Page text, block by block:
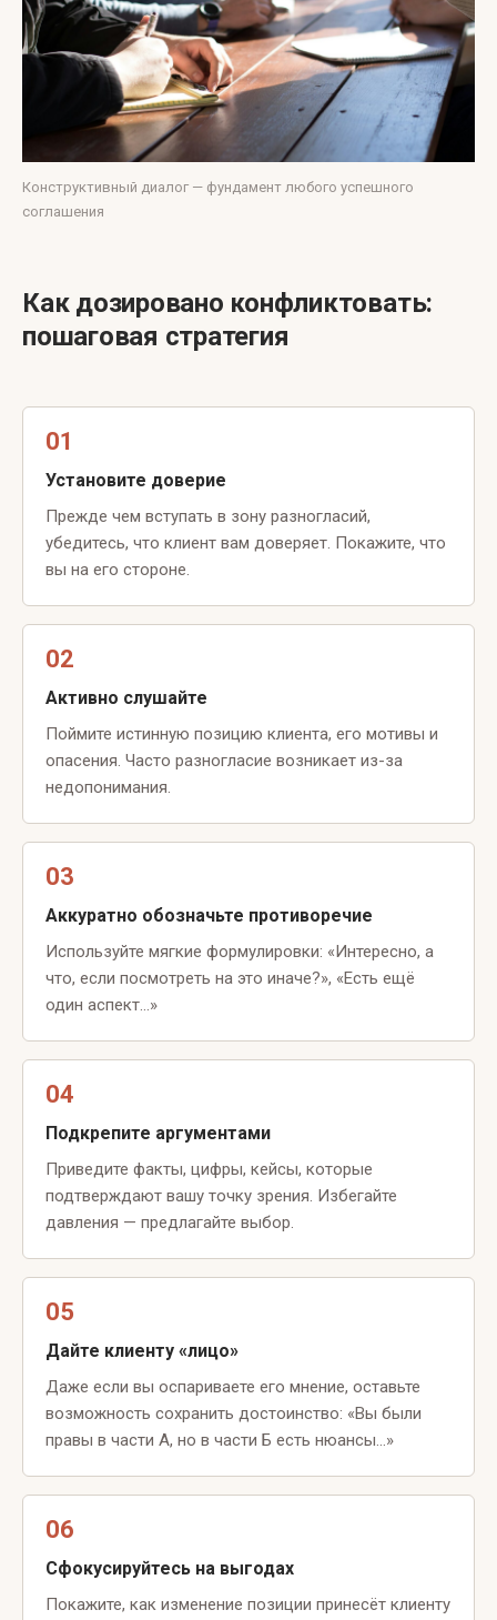
Конструктивный диалог — фундамент любого успешного
соглашения
Как дозировано конфликтовать:
пошаговая стратегия
01
Установите доверие
Прежде чем вступать в зону разногласий,
убедитесь, что клиент вам доверяет. Покажите, что
вы на его стороне.
02
Активно слушайте
Поймите истинную позицию клиента, его мотивы и
опасения. Часто разногласие возникает из-за
недопонимания.
03
Аккуратно обозначьте противоречие
Используйте мягкие формулировки: «Интересно, а
что, если посмотреть на это иначе?», «Есть ещё
один аспект…»
04
Подкрепите аргументами
Приведите факты, цифры, кейсы, которые
подтверждают вашу точку зрения. Избегайте
давления — предлагайте выбор.
05
Дайте клиенту «лицо»
Даже если вы оспариваете его мнение, оставьте
возможность сохранить достоинство: «Вы были
правы в части А, но в части Б есть нюансы…»
06
Сфокусируйтесь на выгодах
Покажите, как изменение позиции принесёт клиенту